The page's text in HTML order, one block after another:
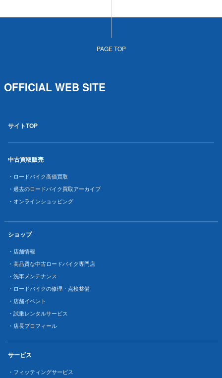
PAGE TOP
OFFICIAL WEB SITE
サイトTOP
中古買取販売
・ロードバイク高価買取
・過去のロードバイク買取アーカイブ
・オンラインショッピング
ショップ
・店舗情報
・高品質な中古ロードバイク専門店
・洗車メンテナンス
・ロードバイクの修理・点検整備
・店舗イベント
・試乗レンタルサービス
・店長プロフィール
サービス
・フィッティングサービス